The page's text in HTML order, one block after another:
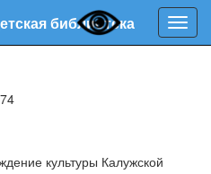
библиотека
культуры Калужской